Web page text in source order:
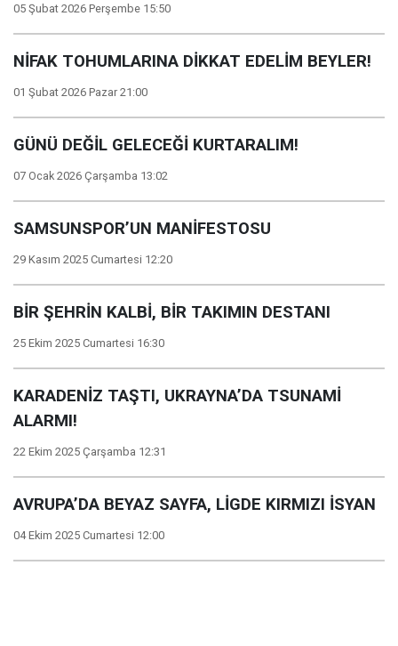
05 Şubat 2026 Perşembe 15:50
NİFAK TOHUMLARINA DİKKAT EDELİM BEYLER!
01 Şubat 2026 Pazar 21:00
GÜNÜ DEĞİL GELECEĞİ KURTARALIM!
07 Ocak 2026 Çarşamba 13:02
SAMSUNSPOR’UN MANİFESTOSU
29 Kasım 2025 Cumartesi 12:20
BİR ŞEHRİN KALBİ, BİR TAKIMIN DESTANI
25 Ekim 2025 Cumartesi 16:30
KARADENİZ TAŞTI, UKRAYNA’DA TSUNAMİ
ALARMI!
22 Ekim 2025 Çarşamba 12:31
AVRUPA’DA BEYAZ SAYFA, LİGDE KIRMIZI İSYAN
04 Ekim 2025 Cumartesi 12:00